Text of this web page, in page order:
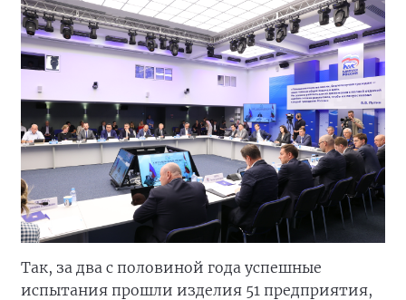
Так, за два с половиной года успешные
испытания прошли изделия 51 предприятия,